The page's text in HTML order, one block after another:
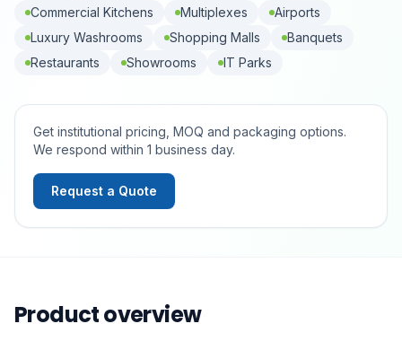
Commercial Kitchens
Multiplexes
Airports
Luxury Washrooms
Shopping Malls
Banquets
Restaurants
Showrooms IT Parks
Get institutional pricing, MOQ and packaging options.
We respond within 1 business day.
Request a Quote
Product overview